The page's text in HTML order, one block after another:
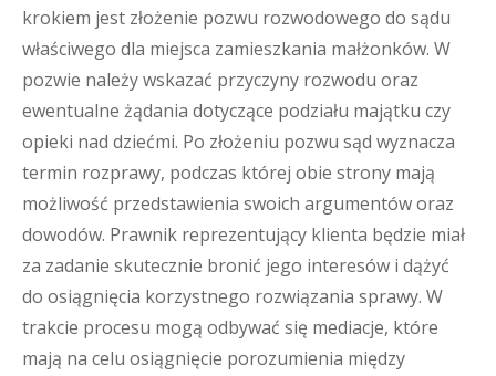
krokiem jest złożenie pozwu rozwodowego do sądu
właściwego dla miejsca zamieszkania małżonków. W
pozwie należy wskazać przyczyny rozwodu oraz
ewentualne żądania dotyczące podziału majątku czy
opieki nad dziećmi. Po złożeniu pozwu sąd wyznacza
termin rozprawy, podczas której obie strony mają
możliwość przedstawienia swoich argumentów oraz
dowodów. Prawnik reprezentujący klienta będzie miał
za zadanie skutecznie bronić jego interesów i dążyć
do osiągnięcia korzystnego rozwiązania sprawy. W
trakcie procesu mogą odbywać się mediacje, które
mają na celu osiągnięcie porozumienia między